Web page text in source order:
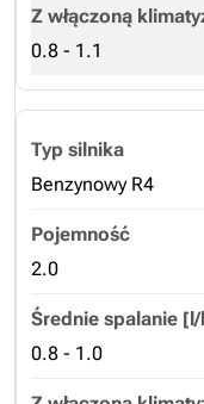
0.8 - 1.1
Benzynowy R4
2.0
0.8 - 1.0